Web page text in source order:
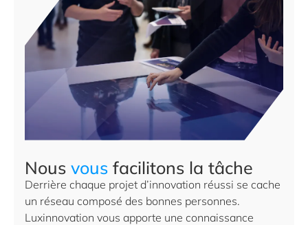
Nous vous facilitons la tâche
Derrière chaque projet d’innovation réussi se cache
un réseau composé des bonnes personnes.
Luxinnovation vous apporte une connaissance